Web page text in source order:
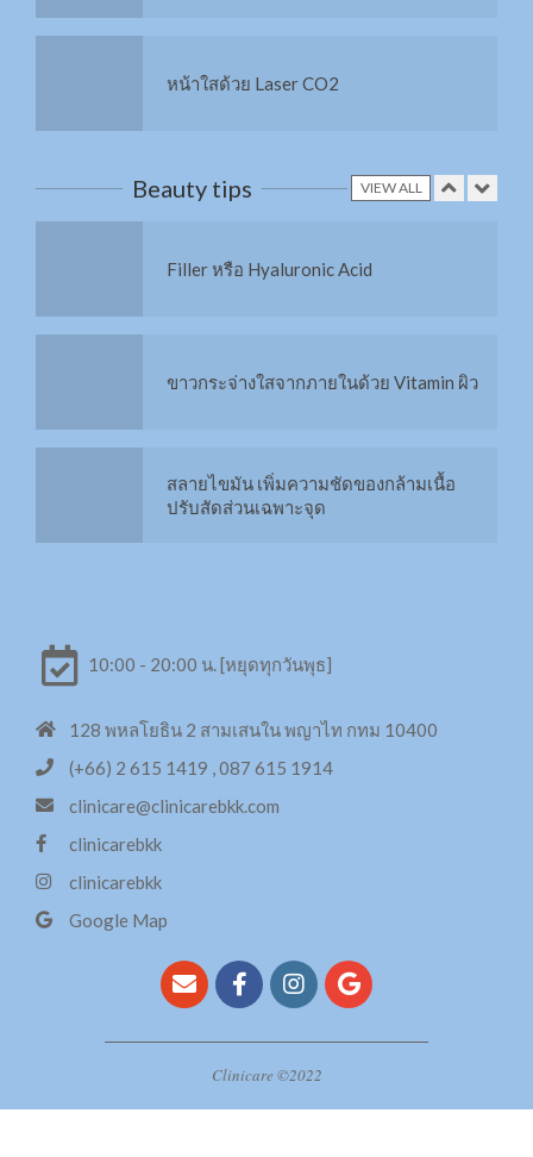
Liposonix สลายไขมัน กระชับสัดส่วน
สลาย Cellulite ด้วย RET
14 ชนิด
ทรีทเม้นท์ด้วย Swiss Apple Stem Cell เข้ม
X3 สลาย Cellulite
ฉีดวิตามินผิว Mesotherapy
Beauty tips VIEW ALL
Filler หรือ Hyaluronic Acid
ขาวกระจ่างใสจากภายในด้วย Vitamin ผิว
สลายไขมัน เพิ่มความชัดของกล้ามเนื้อ
LED กับผิวและชั้นเซลล์?
Stem cell มารู้จักก่อนฉีด
HIFU คืออะไร?
กระชับหน้าท้อง 6Packs Combo
10:00 - 20:00 น. [หยุดทุกวันพุธ]
128 พหลโยธิน 2 สามเสนใน พญาไท กทม 10400
(+66) 2 615 1419 , 087 615 1914
clinicare@clinicarebkk.com
clinicarebkk
clinicarebkk
Google Map
Clinicare ©2022